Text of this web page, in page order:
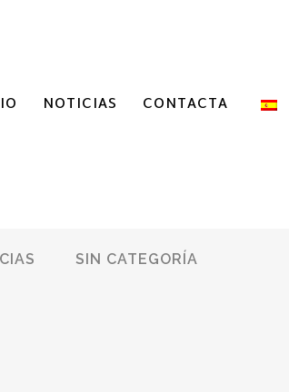
NOTICIAS CONTACTA
SIN CATEGORÍA